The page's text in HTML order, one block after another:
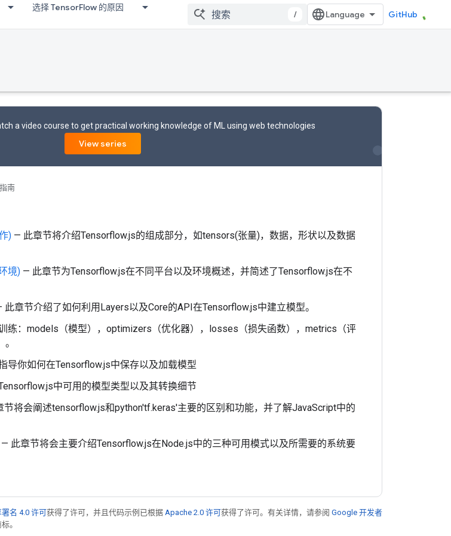
选择 TensorFlow 的原因
/ GitHub
a video course to get practical working knowledge of ML using web technologies
View series
指南
) — 此章节将介绍Tensorflow.js的组成部分，如tensors(张量)，数据，形状以及数据
境) — 此章节为Tensorflow.js在不同平台以及环境概述，并简述了Tensorflow.js在不
此章节介绍了如何利用Layers以及Core的API在Tensorflow.js中建立模型。
练：models（模型），optimizers（优化器），losses（损失函数），metrics（评
导你如何在Tensorflow.js中保存以及加载模型
中可用的模型类型以及其转换细节
节将会阐述tensorflow.js和python'tf.keras'主要的区别和功能，并了解JavaScript中的
— 此章节将会主要介绍Tensorflow.js在Node.js中的三种可用模式以及所需要的系统要
名 4.0 许可获得了许可，并且代码示例已根据 Apache 2.0 许可获得了许可。有关详情，请参阅 Google 开发者
。